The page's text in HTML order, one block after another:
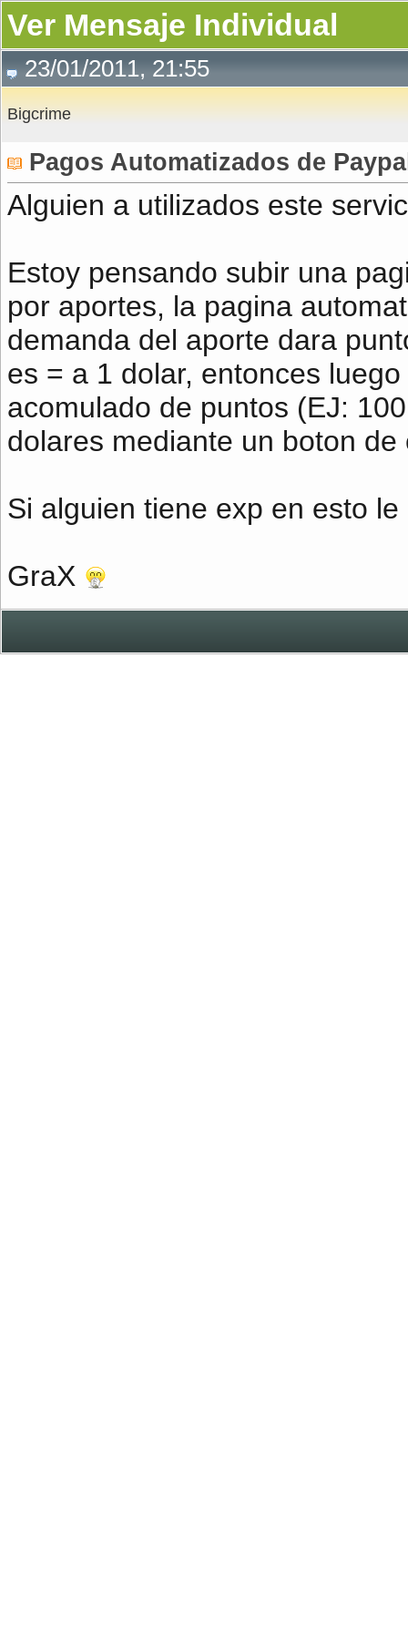
Ver Mensaje Individual
23/01/2011, 21:55
Bigcrime
Pagos Automatizados de
Alguien a utilizados este
Estoy pensando subir una
por aportes, la pagina
demanda del aporte dara
es = a 1 dolar, entonces
acomulado de puntos (EJ:
dolares mediante un boton de
Si alguien tiene exp en esto
GraX